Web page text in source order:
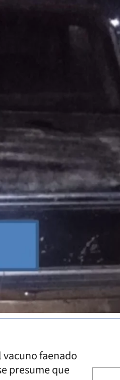
faenado
presume que